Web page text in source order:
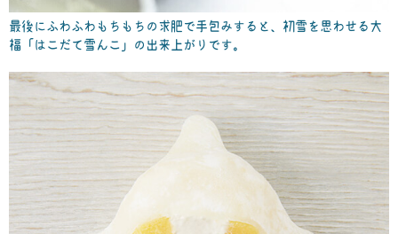
最後にふわふわもちもちの求肥で手包みすると、初雪を思わせる大
福「はこだて雪んこ」の出来上がりです。